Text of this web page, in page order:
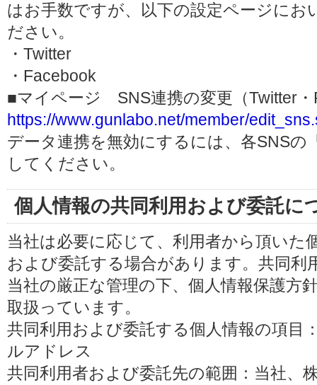
はお手数ですが、以下の設定ページにお
ださい。
・Twitter
・Facebook
■マイページ SNS連携の変更（Twitter・
https://www.gunlabo.net/member/
データ連携を無効にするには、各SNS
してください。
個人情報の共同利用および委託に
当社は必要に応じて、利用者から頂いた
および委託する場合があります。共同利
当社の厳正な管理の下、個人情報保護方
取扱っています。
共同利用および委託する個人情報の項目
ルアドレス
共同利用者および委託先の範囲：当社、